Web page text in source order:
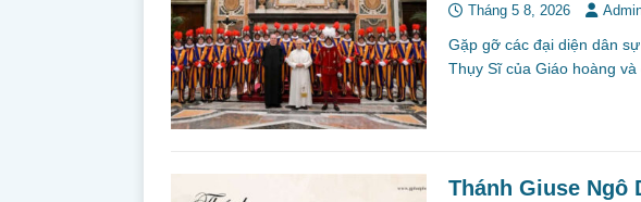
Tháng 5 8, 2026
Gặp gỡ các đại diện dân
Thụy Sĩ của Giáo hoàng
Thánh Giuse Ngô